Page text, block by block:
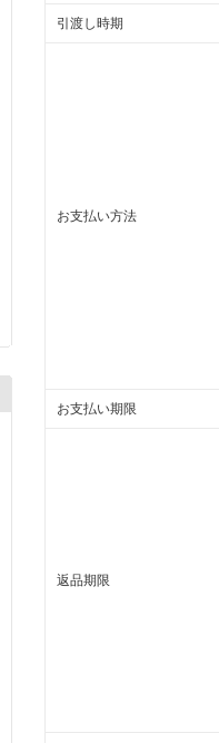
引渡し時期
お支払い方法
お支払い期限
返品期限